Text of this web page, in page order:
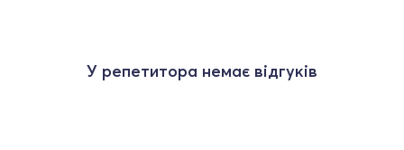
У репетитора немає відгуків